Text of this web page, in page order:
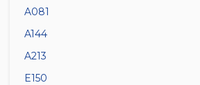
A081
A144
A213
E150